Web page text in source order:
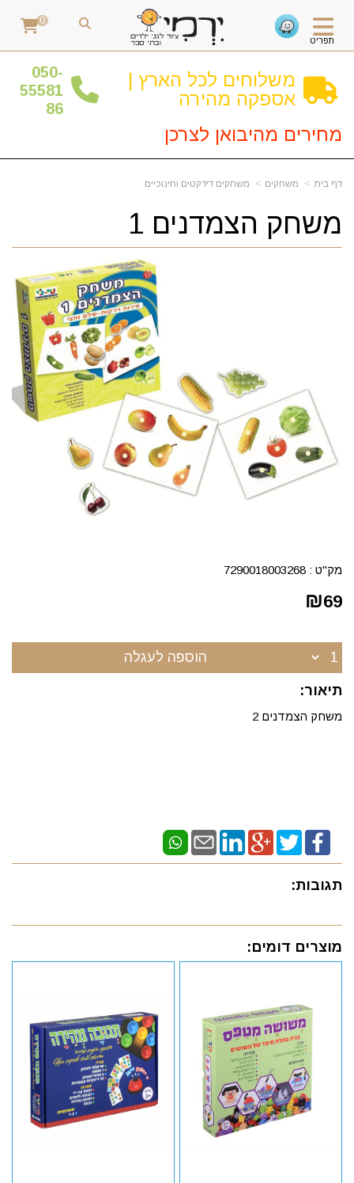
תפריט
0
משלוחים לכל הארץ |
אספקה מהירה
050-
55581
86
מחירים מהיבואן לצרכן
דף בית משחקים משחקים דידקטים וחינוכיים
משחק הצמדנים 1
מק"ט : 7290018003268
₪69
הוספה לעגלה
תיאור:
משחק הצמדנים 2
תגובות:
מוצרים דומים: